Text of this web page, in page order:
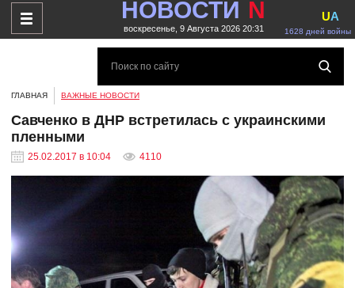
НОВОСТИ N
воскресенье, 9 Августа 2026 20:31 1628 дней войны
UA
ГЛАВНАЯ ВАЖНЫЕ НОВОСТИ
Савченко в ДНР встретилась с украинскими
пленными
25.02.2017 в 10:04 4110